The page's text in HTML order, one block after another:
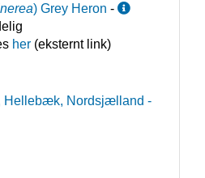
) Grey Heron -
her(eksternt link)
Hellebæk, Nordsjælland -